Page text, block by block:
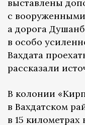
выставлены
с
а дорога
в особо
Вахдата
рассказали
В колонии
в Вахдатском
в 15